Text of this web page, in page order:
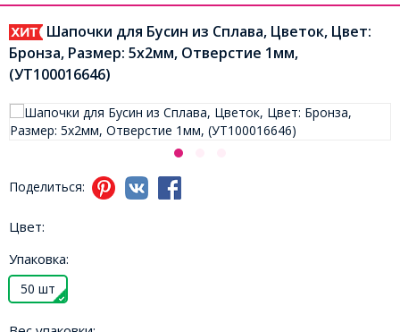
Шапочки для Бусин из Сплава, Цветок, Цвет:
Бронза, Размер: 5х2мм, Отверстие 1мм,
(УТ100016646)
Поделиться:
Цвет:
Упаковка:
50 шт